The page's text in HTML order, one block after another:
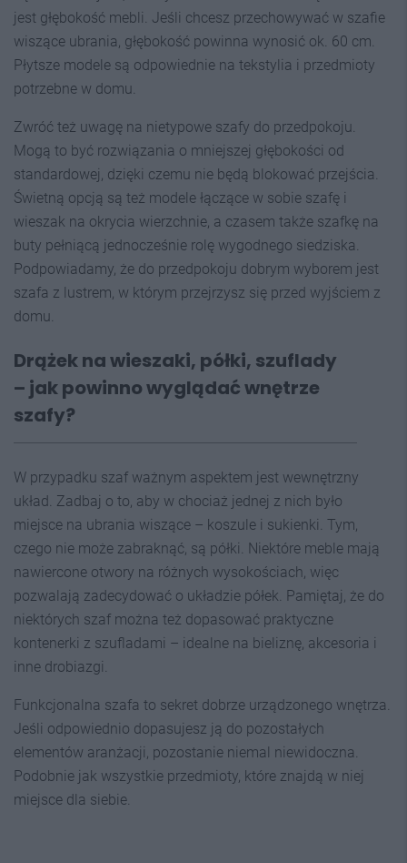
jest głębokość mebli. Jeśli chcesz przechowywać w szafie
wiszące ubrania, głębokość powinna wynosić ok. 60 cm.
Płytsze modele są odpowiednie na tekstylia i przedmioty
potrzebne w domu.
Zwróć też uwagę na nietypowe szafy do przedpokoju.
Mogą to być rozwiązania o mniejszej głębokości od
standardowej, dzięki czemu nie będą blokować przejścia.
Świetną opcją są też modele łączące w sobie szafę i
wieszak na okrycia wierzchnie, a czasem także szafkę na
buty pełniącą jednocześnie rolę wygodnego siedziska.
Podpowiadamy, że do przedpokoju dobrym wyborem jest
szafa z lustrem, w którym przejrzysz się przed wyjściem z
domu.
Drążek na wieszaki, półki, szuflady
– jak powinno wyglądać wnętrze
szafy?
W przypadku szaf ważnym aspektem jest wewnętrzny
układ. Zadbaj o to, aby w chociaż jednej z nich było
miejsce na ubrania wiszące – koszule i sukienki. Tym,
czego nie może zabraknąć, są półki. Niektóre meble mają
nawiercone otwory na różnych wysokościach, więc
pozwalają zadecydować o układzie półek. Pamiętaj, że do
niektórych szaf można też dopasować praktyczne
kontenerki z szufladami – idealne na bieliznę, akcesoria i
inne drobiazgi.
Funkcjonalna szafa to sekret dobrze urządzonego wnętrza.
Jeśli odpowiednio dopasujesz ją do pozostałych
elementów aranżacji, pozostanie niemal niewidoczna.
Podobnie jak wszystkie przedmioty, które znajdą w niej
miejsce dla siebie.